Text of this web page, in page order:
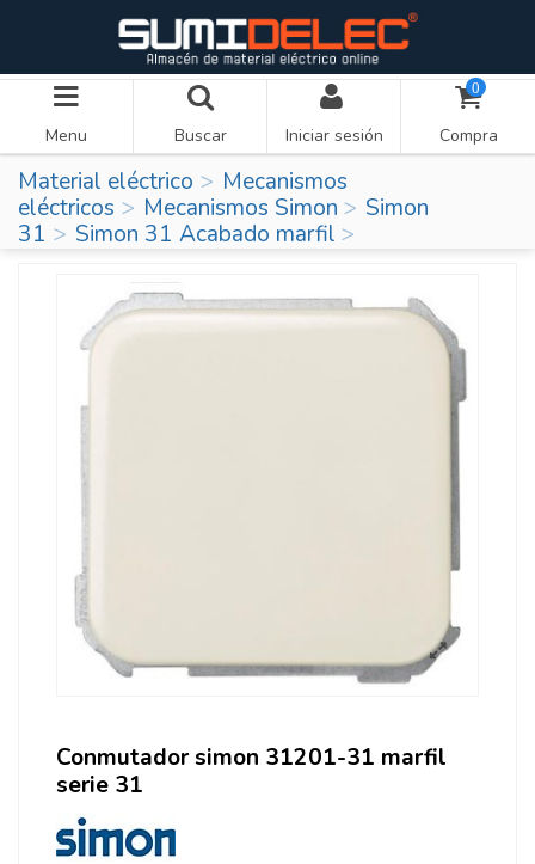
Menu Buscar Iniciar sesión
0
Compra
Material eléctrico
Mecanismos
eléctricos
Mecanismos Simon
Simon
31
Simon 31 Acabado marfil
Conmutador simon 31201-31 marfil
serie 31